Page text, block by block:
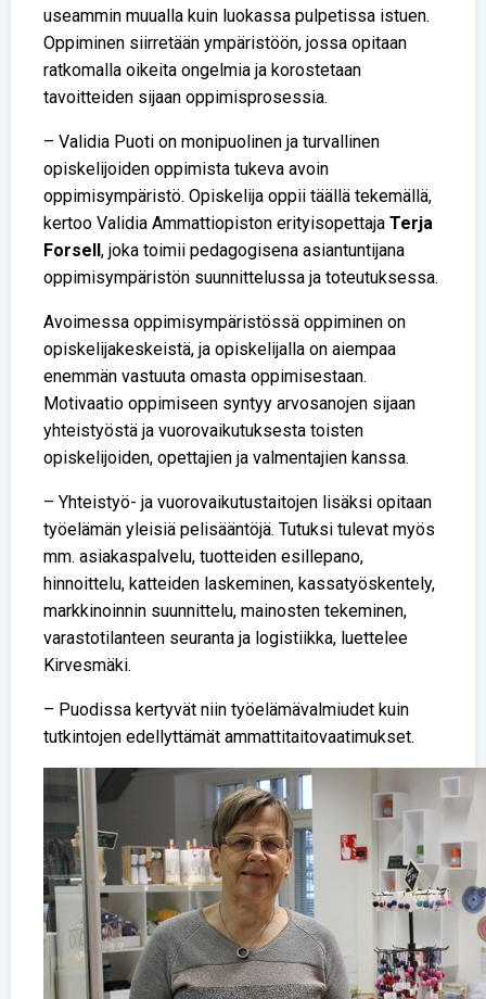
useammin muualla kuin luokassa pulpetissa istuen.
Oppiminen siirretään ympäristöön, jossa opitaan
ratkomalla oikeita ongelmia ja korostetaan
tavoitteiden sijaan oppimisprosessia.
– Validia Puoti on monipuolinen ja turvallinen
opiskelijoiden oppimista tukeva avoin
oppimisympäristö. Opiskelija oppii täällä tekemällä,
kertoo Validia Ammattiopiston erityisopettaja Terja
Forsell, joka toimii pedagogisena asiantuntijana
oppimisympäristön suunnittelussa ja toteutuksessa.
Avoimessa oppimisympäristössä oppiminen on
opiskelijakeskeistä, ja opiskelijalla on aiempaa
enemmän vastuuta omasta oppimisestaan.
Motivaatio oppimiseen syntyy arvosanojen sijaan
yhteistyöstä ja vuorovaikutuksesta toisten
opiskelijoiden, opettajien ja valmentajien kanssa.
– Yhteistyö- ja vuorovaikutustaitojen lisäksi opitaan
työelämän yleisiä pelisääntöjä. Tutuksi tulevat myös
mm. asiakaspalvelu, tuotteiden esillepano,
hinnoittelu, katteiden laskeminen, kassatyöskentely,
markkinoinnin suunnittelu, mainosten tekeminen,
varastotilanteen seuranta ja logistiikka, luettelee
Kirvesmäki.
– Puodissa kertyvät niin työelämävalmiudet kuin
tutkintojen edellyttämät ammattitaitovaatimukset.